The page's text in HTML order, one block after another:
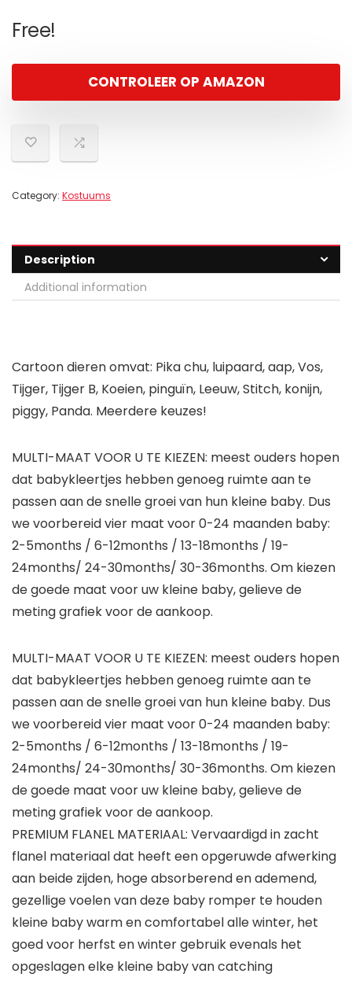
Free!
CONTROLEER OP AMAZON
Category: Kostuums
Description
Additional information
Cartoon dieren omvat: Pika chu, luipaard, aap, Vos,
Tijger, Tijger B, Koeien, pinguïn, Leeuw, Stitch, konijn,
piggy, Panda. Meerdere keuzes!
MULTI-MAAT VOOR U TE KIEZEN: meest ouders hopen
dat babykleertjes hebben genoeg ruimte aan te
passen aan de snelle groei van hun kleine baby. Dus
we voorbereid vier maat voor 0-24 maanden baby:
2-5months / 6-12months / 13-18months / 19-
24months/ 24-30months/ 30-36months. Om kiezen
de goede maat voor uw kleine baby, gelieve de
meting grafiek voor de aankoop.
MULTI-MAAT VOOR U TE KIEZEN: meest ouders hopen
dat babykleertjes hebben genoeg ruimte aan te
passen aan de snelle groei van hun kleine baby. Dus
we voorbereid vier maat voor 0-24 maanden baby:
2-5months / 6-12months / 13-18months / 19-
24months/ 24-30months/ 30-36months. Om kiezen
de goede maat voor uw kleine baby, gelieve de
meting grafiek voor de aankoop.
PREMIUM FLANEL MATERIAAL: Vervaardigd in zacht
flanel materiaal dat heeft een opgeruwde afwerking
aan beide zijden, hoge absorberend en ademend,
gezellige voelen van deze baby romper te houden
kleine baby warm en comfortabel alle winter, het
goed voor herfst en winter gebruik evenals het
opgeslagen elke kleine baby van catching